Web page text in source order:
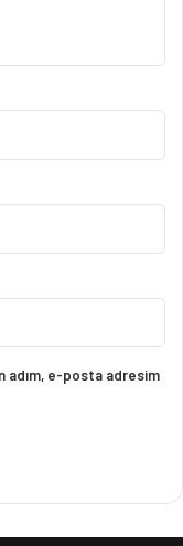
adım, e-posta adresim